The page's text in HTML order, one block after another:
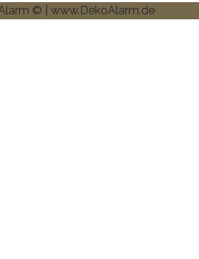
© | www.DekoAlarm.de